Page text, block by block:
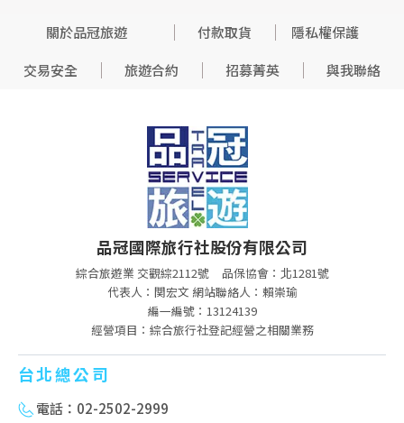
關於品冠旅遊 付款取貨
隱私權保護
交易安全
旅遊合約 招募菁英 與我聯絡
品冠國際旅行社股份有限公司
綜合旅遊業 交觀綜2112號
品保協會：北1281號
代表人：関宏文 網站聯絡人：賴崇瑜
編一編號：13124139
經營項目：綜合旅行社登記經營之相關業務
台北總公司
電話：02-2502-2999